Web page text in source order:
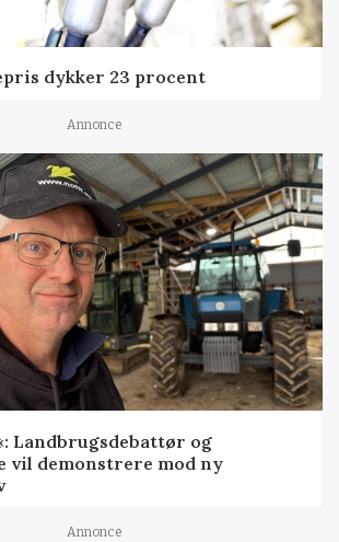
dykker 23 procent
Annonce
Landbrugsdebattør og
vil demonstrere mod ny
Annonce